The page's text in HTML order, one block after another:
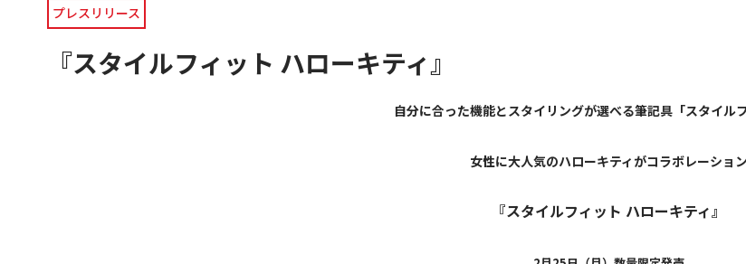
プレスリリース
『スタイルフィット ハローキティ』
自分に合った機能とスタイリングが選べる筆記具「スタイル
女性に大人気のハローキティがコラボレーション
『スタイルフィット ハローキティ』